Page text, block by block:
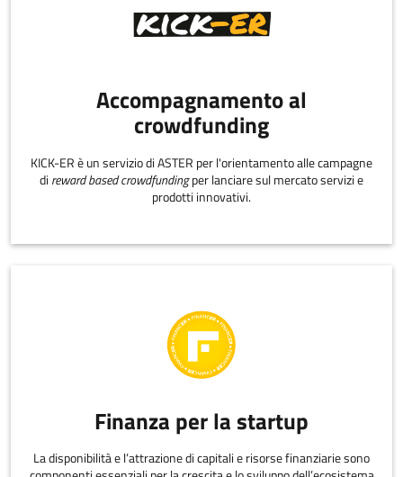
Accompagnamento al
crowdfunding
KICK-ER è un servizio di ASTER per l'orientamento alle campagne
di reward based crowdfundingper lanciare sul mercato servizi e
prodotti innovativi.
Finanza per la startup
La disponibilità e l’attrazione di capitali e risorse finanziarie sono